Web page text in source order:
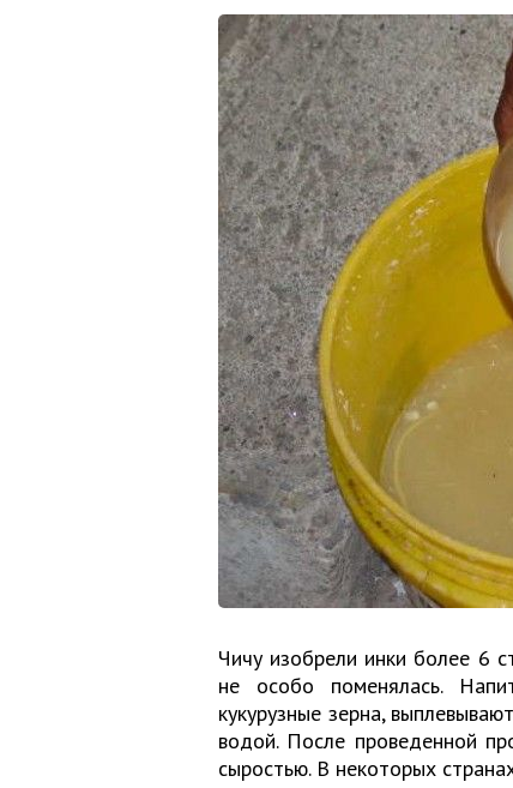
Чичу изобрели инки более 6
не особо поменялась.
кукурузные зерна,
водой. После проведенной
сыростью. В некоторых